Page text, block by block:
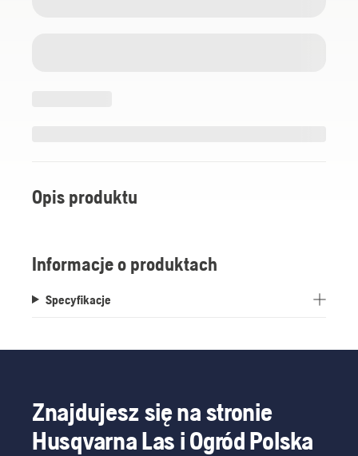
Opis produktu
Informacje o produktach
Specyfikacje
Znajdujesz się na stronie
Husqvarna Las i Ogród Polska